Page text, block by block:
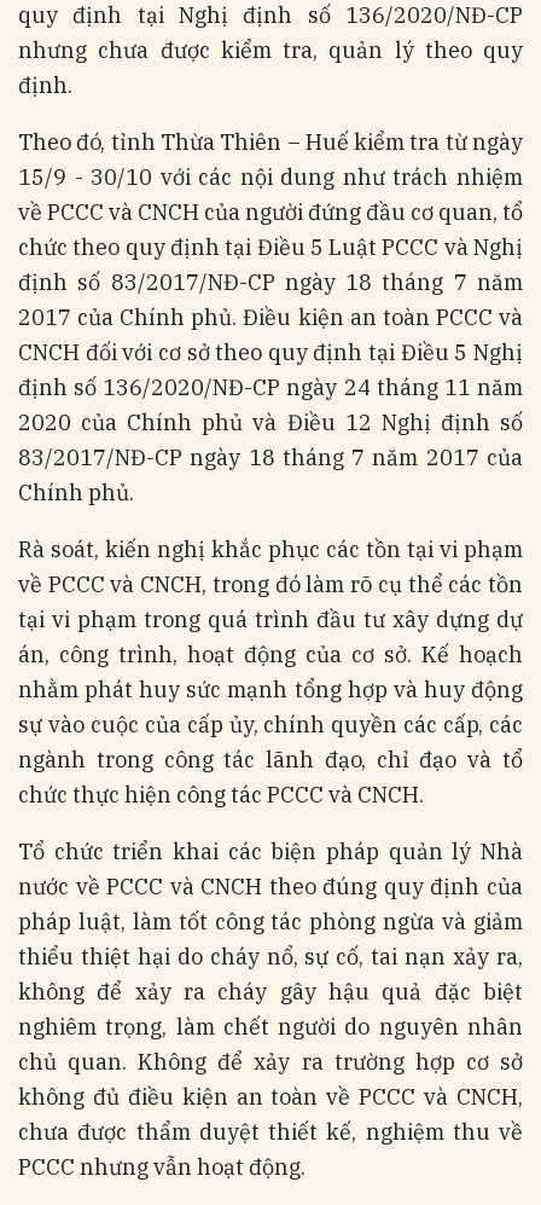
quy định tại Nghị định số 136/2020/NĐ-CP
nhưng chưa được kiểm tra, quản lý theo quy
định.
Theo đó, tỉnh Thừa Thiên – Huế kiểm tra từ ngày
15/9 - 30/10 với các nội dung như trách nhiệm
về PCCC và CNCH của người đứng đầu cơ quan, tổ
chức theo quy định tại Điều 5 Luật PCCC và Nghị
định số 83/2017/NĐ-CP ngày 18 tháng 7 năm
2017 của Chính phủ. Điều kiện an toàn PCCC và
CNCH đối với cơ sở theo quy định tại Điều 5 Nghị
định số 136/2020/NĐ-CP ngày 24 tháng 11 năm
2020 của Chính phủ và Điều 12 Nghị định số
83/2017/NĐ-CP ngày 18 tháng 7 năm 2017 của
Chính phủ.
Rà soát, kiến nghị khắc phục các tồn tại vi phạm
về PCCC và CNCH, trong đó làm rõ cụ thể các tồn
tại vi phạm trong quá trình đầu tư xây dựng dự
án, công trình, hoạt động của cơ sở. Kế hoạch
nhằm phát huy sức mạnh tổng hợp và huy động
sự vào cuộc của cấp ủy, chính quyền các cấp, các
ngành trong công tác lãnh đạo, chỉ đạo và tổ
chức thực hiện công tác PCCC và CNCH.
Tổ chức triển khai các biện pháp quản lý Nhà
nước về PCCC và CNCH theo đúng quy định của
pháp luật, làm tốt công tác phòng ngừa và giảm
thiểu thiệt hại do cháy nổ, sự cố, tai nạn xảy ra,
không để xảy ra cháy gây hậu quả đặc biệt
nghiêm trọng, làm chết người do nguyên nhân
chủ quan. Không để xảy ra trường hợp cơ sở
không đủ điều kiện an toàn về PCCC và CNCH,
chưa được thẩm duyệt thiết kế, nghiệm thu về
PCCC nhưng vẫn hoạt động.